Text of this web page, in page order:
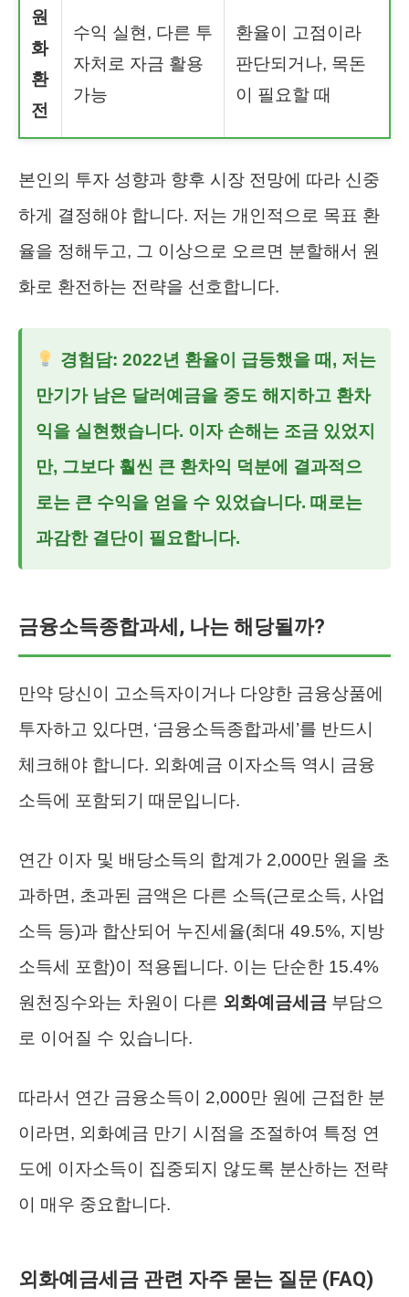
원
화
환
전
수익 실현, 다른 투
자처로 자금 활용
가능
환율이 고점이라
판단되거나, 목돈
이 필요할 때
본인의 투자 성향과 향후 시장 전망에 따라 신중
하게 결정해야 합니다. 저는 개인적으로 목표 환
율을 정해두고, 그 이상으로 오르면 분할해서 원
화로 환전하는 전략을 선호합니다.
경험담: 2022년 환율이 급등했을 때, 저는
만기가 남은 달러예금을 중도 해지하고 환차
익을 실현했습니다. 이자 손해는 조금 있었지
만, 그보다 훨씬 큰 환차익 덕분에 결과적으
로는 큰 수익을 얻을 수 있었습니다. 때로는
과감한 결단이 필요합니다.
금융소득종합과세, 나는 해당될까?
만약 당신이 고소득자이거나 다양한 금융상품에
투자하고 있다면, ‘금융소득종합과세’를 반드시
체크해야 합니다. 외화예금 이자소득 역시 금융
소득에 포함되기 때문입니다.
연간 이자 및 배당소득의 합계가 2,000만 원을 초
과하면, 초과된 금액은 다른 소득(근로소득, 사업
소득 등)과 합산되어 누진세율(최대 49.5%, 지방
소득세 포함)이 적용됩니다. 이는 단순한 15.4%
원천징수와는 차원이 다른 외화예금세금 부담으
로 이어질 수 있습니다.
따라서 연간 금융소득이 2,000만 원에 근접한 분
이라면, 외화예금 만기 시점을 조절하여 특정 연
도에 이자소득이 집중되지 않도록 분산하는 전략
이 매우 중요합니다.
외화예금세금 관련 자주 묻는 질문 (FAQ)